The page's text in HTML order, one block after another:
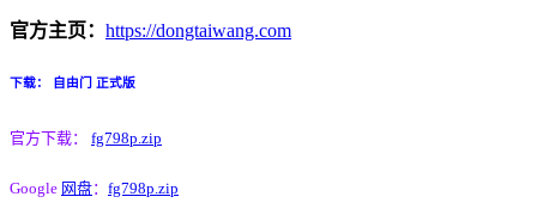
官方主页： https://dongtaiwang.com
下载： 自由门 正式版
官方下载： fg798p.zip
Google 网盘： fg798p.zip